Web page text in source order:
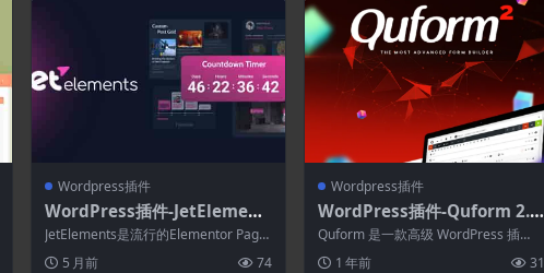
Wordpress插件
WordPress插件-JetElement
s 2.8.1.1–Elementor页面生成
器的小部件插件
JetElements是流行的Elementor Page
5 月前 74
Wordpress插件
WordPress插件-Quform 2.2
1.1–WordPress表单生成器
Quform 是一款高级 WordPress 插
1 年前 31